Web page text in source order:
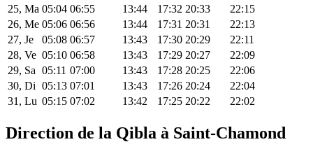
25, Ma 05:04 06:55 13:44 17:32 20:33
22:15
26, Me 05:06 06:56 13:44 17:31 20:31
22:13
27, Je
05:08 06:57 13:43 17:30 20:29
22:11
28, Ve 05:10 06:58 13:43 17:29 20:27
22:09
29, Sa 05:11 07:00 13:43 17:28 20:25
22:06
30, Di 05:13 07:01 13:43 17:26 20:24
22:04
31, Lu 05:15 07:02 13:42 17:25 20:22 22:02
Direction de la Qibla à Saint-Chamond